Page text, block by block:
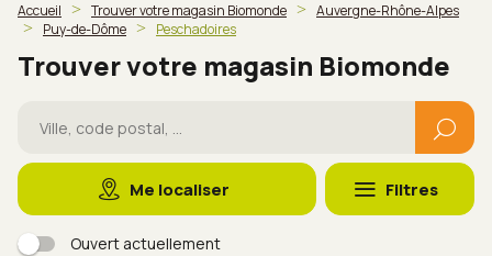
Accueil Trouver votre magasin Biomonde
Auvergne-Rhône-Alpes
Puy-de-Dôme
Peschadoires
Trouver votre magasin Biomonde
Me localiser Filtres
Ouvert actuellement